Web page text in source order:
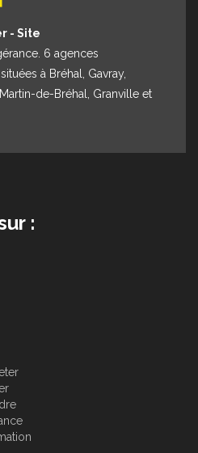
- Site
6 agences
à Bréhal, Gavray,
de-Bréhal, Granville et
: